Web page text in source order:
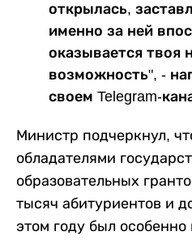
открылась,
именно за ней
оказывается твоя
возможность", -
своем Telegram-
Министр подчеркнул,
обладателями
образовательных
тысяч абитуриентов и
этом году был